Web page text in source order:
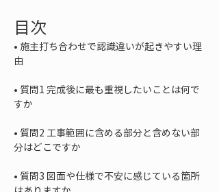
目次
• 施主打ち合わせで認識違いが起きやすい理
• 質問1 完成後に最も重視したいことは何で
• 質問2 工事範囲に含める部分と含めない部
• 質問3 図面や仕様で不安に感じている箇所